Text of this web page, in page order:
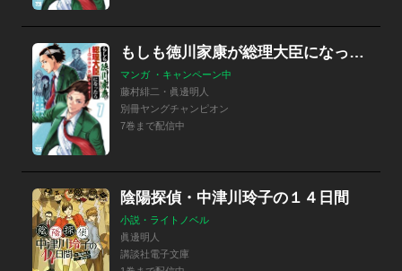
もしも徳川家康が総理大臣になったら―絶東のアルゴナウタイ―
マンガ ・キャンペーン中
藤村緋二・眞邊明人
別冊ヤングチャンピオン
7巻まで配信中
陰陽探偵・中津川玲子の１４日間
小説・ライトノベル
眞邊明人
講談社電子文庫